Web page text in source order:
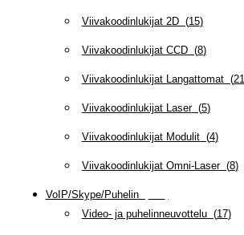
Viivakoodinlukijat 2D(15)
Viivakoodinlukijat CCD(8)
Viivakoodinlukijat Langattomat(21
Viivakoodinlukijat Laser(5)
Viivakoodinlukijat Modulit(4)
Viivakoodinlukijat Omni-Laser(8)
VoIP/Skype/Puhelin(
Video- ja puhelinneuvottelu(17)